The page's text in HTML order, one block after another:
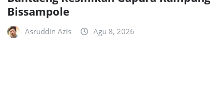
Bissampole
Asruddin Azis Agu 8, 2026